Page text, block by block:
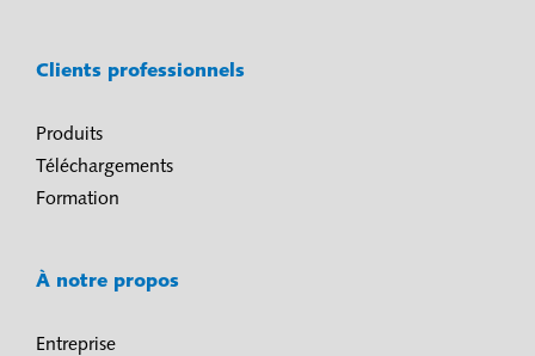
Clients professionnels
Produits
Téléchargements
Formation
À notre propos
Entreprise